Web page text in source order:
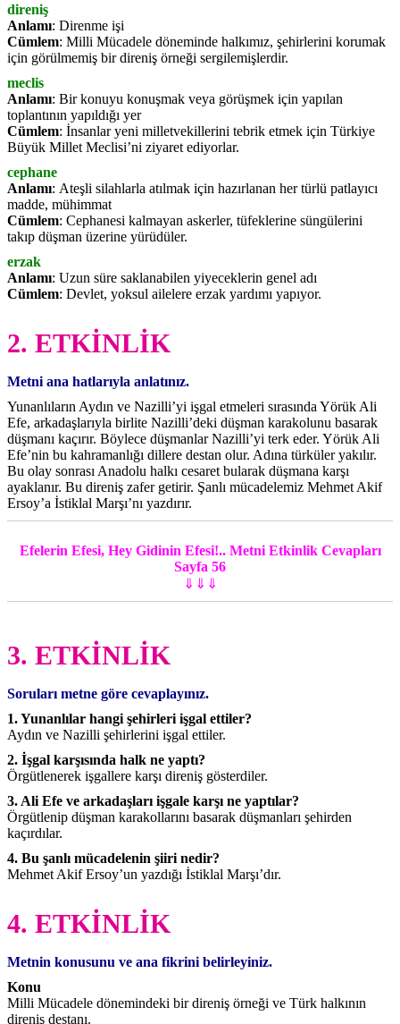
direniş
Anlamı: Direnme işi
Cümlem: Milli Mücadele döneminde halkımız, şehirlerini korumak
için görülmemiş bir direniş örneği sergilemişlerdir.
meclis
Anlamı: Bir konuyu konuşmak veya görüşmek için yapılan
toplantının yapıldığı yer
Cümlem: İnsanlar yeni milletvekillerini tebrik etmek için Türkiye
Büyük Millet Meclisi’ni ziyaret ediyorlar.
cephane
Anlamı: Ateşli silahlarla atılmak için hazırlanan her türlü patlayıcı
madde, mühimmat
Cümlem: Cephanesi kalmayan askerler, tüfeklerine süngülerini
takıp düşman üzerine yürüdüler.
erzak
Anlamı: Uzun süre saklanabilen yiyeceklerin genel adı
Cümlem: Devlet, yoksul ailelere erzak yardımı yapıyor.
2. ETKİNLİK
Metni ana hatlarıyla anlatınız.
Yunanlıların Aydın ve Nazilli’yi işgal etmeleri sırasında Yörük Ali
Efe, arkadaşlarıyla birlite Nazilli’deki düşman karakolunu basarak
düşmanı kaçırır. Böylece düşmanlar Nazilli’yi terk eder. Yörük Ali
Efe’nin bu kahramanlığı dillere destan olur. Adına türküler yakılır.
Bu olay sonrası Anadolu halkı cesaret bularak düşmana karşı
ayaklanır. Bu direniş zafer getirir. Şanlı mücadelemiz Mehmet Akif
Ersoy’a İstiklal Marşı’nı yazdırır.
Efelerin Efesi, Hey Gidinin Efesi!.. Metni Etkinlik Cevapları
Sayfa 56
⇓⇓⇓
3. ETKİNLİK
Soruları metne göre cevaplayınız.
1. Yunanlılar hangi şehirleri işgal ettiler?
Aydın ve Nazilli şehirlerini işgal ettiler.
2. İşgal karşısında halk ne yaptı?
Örgütlenerek işgallere karşı direniş gösterdiler.
3. Ali Efe ve arkadaşları işgale karşı ne yaptılar?
Örgütlenip düşman karakollarını basarak düşmanları şehirden
kaçırdılar.
4. Bu şanlı mücadelenin şiiri nedir?
Mehmet Akif Ersoy’un yazdığı İstiklal Marşı’dır.
4. ETKİNLİK
Metnin konusunu ve ana fikrini belirleyiniz.
Konu
Milli Mücadele dönemindeki bir direniş örneği ve Türk halkının
direniş destanı.